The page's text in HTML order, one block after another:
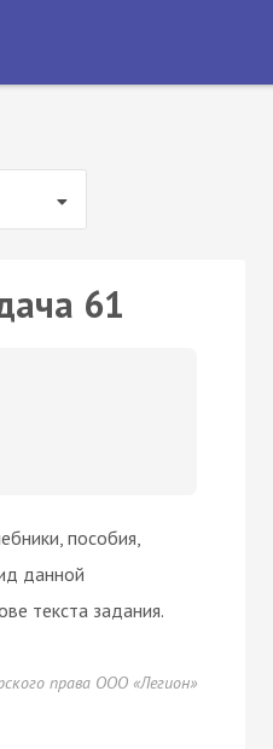
61
пособия,
данной
текста задания.
права ООО «Легион»